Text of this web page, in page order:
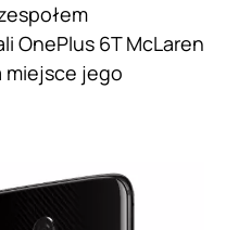
OnePlus 6T McLaren
miejsce jego